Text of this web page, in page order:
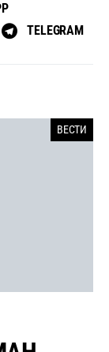
TELEGRAM
ВЕСТИ